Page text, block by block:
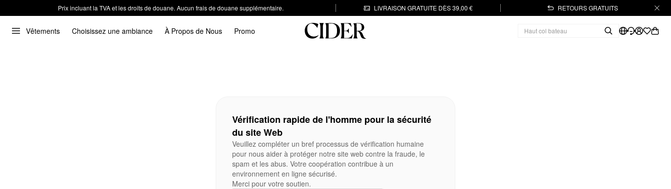
Prix incluant la TVA et les droits de douane. Aucun frais de douane supplémentaire. LIVRAISON GRATUITE DÈS 39,00 € RETOURS GRATUITS
Vêtements Choisissez une ambiance À Propos de Nous Promo
Vérification rapide de l'homme pour la sécurité
du site Web
Veuillez compléter un bref processus de vérification humaine
pour nous aider à protéger notre site web contre la fraude, le
spam et les abus. Votre coopération contribue à un
environnement en ligne sécurisé.
Merci pour votre soutien.